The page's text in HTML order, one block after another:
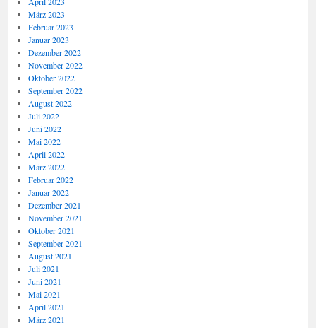
März 2023
Februar 2023
Januar 2023
Dezember 2022
November 2022
Oktober 2022
September 2022
August 2022
Juli 2022
Juni 2022
Mai 2022
April 2022
März 2022
Februar 2022
Januar 2022
Dezember 2021
November 2021
Oktober 2021
September 2021
August 2021
Juli 2021
Juni 2021
Mai 2021
April 2021
März 2021